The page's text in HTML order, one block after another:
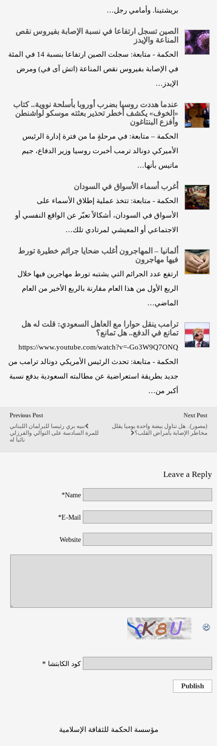
بريشتينا. وأمامي رجل…
الصين تسجل ارتفاعا في نسبة الإصابة بفيروس نقص
المناعة والإيدز
الحكمة - متابعة: سجلت الصين ارتفاعا بنسبة 14 في المئة
في الإصابة بفيروس نقص المناعة (اتش آى في) ومرض
الإيدز…
عندما هددت روسيا بضرب أوروبا بأسلحة نووية.. كتاب
«الخوف» يكشف أخطر تحذير بعثته موسكو لواشنطن
وأفزع البنتاغون
الحكمة – متابعة: في مرحلةٍ ما من فترة إدارة الرئيس
الأميركي دونالد ترمب أخبرت روسيا وزير الدفاع، جيم
ماتيس بأنها…
أغرب أسماء الأسواق في السودان
الحكمة - متابعة: تتخذ عملية إطلاق الأسماء على
الأسواق في السودان، أشكالاً تعبّر عن الواقع النفسي أو
الاجتماعي أو المعيشي لمرتادي تلك…
ألمانيا – المهاجرون أغلب ضحايا جرائم خطيرة تورط
فيها مهاجرون
ارتفع عدد الجرائم التي يشتبه تورط مهاجرين فيها خلال
الربع الأول من هذا العام مقارنة بالربع الأخير من العام
الماضي…
ترامب ينقل حوارا مع العاهل السعودي: قلت له هل
تمانع في الدفع.. هل تمانع؟
https://www.youtube.com/watch?v=-Go3W9Q7ONQ
الحكمة - متابعة: تحدث الرئيس الأمريكي دونالد ترامب من
جديد بطريقة استعراضية عن مطالبته السعودية بدفع نسبة
أكبر من…
Previous Post
نبيه بري رئيسا للبرلمان اللبناني
للمرة السادسة على التوالي والفرزلي
نائبا له
Next Post
(مصور).. هل تناول بيضة واحدة يوميا يقلل
مخاطر الإصابة بأمراض القلب؟
Leave a Reply
Name*
E-Mail*
Website
كود الكابتشا *
Publish
مؤسسة الحكمة للثقافة الإسلامية